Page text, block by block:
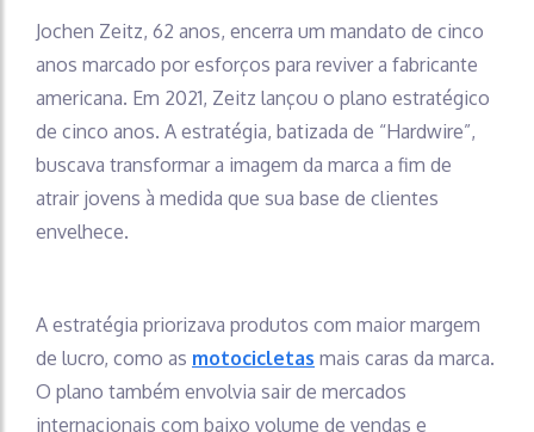
Jochen Zeitz, 62 anos, encerra um mandato de cinco
anos marcado por esforços para reviver a fabricante
americana. Em 2021, Zeitz lançou o plano estratégico
de cinco anos. A estratégia, batizada de “Hardwire”,
buscava transformar a imagem da marca a fim de
atrair jovens à medida que sua base de clientes
envelhece.
A estratégia priorizava produtos com maior margem
de lucro, como as motocicletas mais caras da marca.
O plano também envolvia sair de mercados
internacionais com baixo volume de vendas e